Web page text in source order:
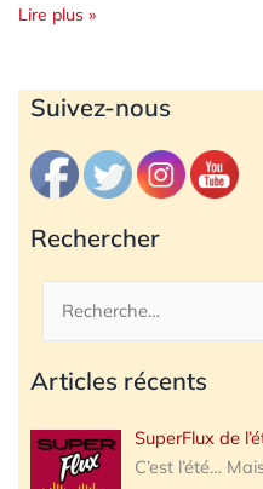
Lire plus »
Suivez-nous
Rechercher
Rechercher :
Articles récents
SuperFlux de
C’est l’été…
Archives